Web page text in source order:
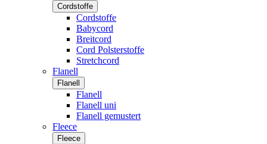
Cordstoffe
Cordstoffe
Babycord
Breitcord
Cord Polsterstoffe
Stretchcord
Flanell
Flanell
Flanell
Flanell uni
Flanell gemustert
Fleece
Fleece